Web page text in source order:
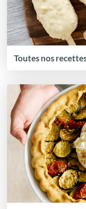
Toutes nos